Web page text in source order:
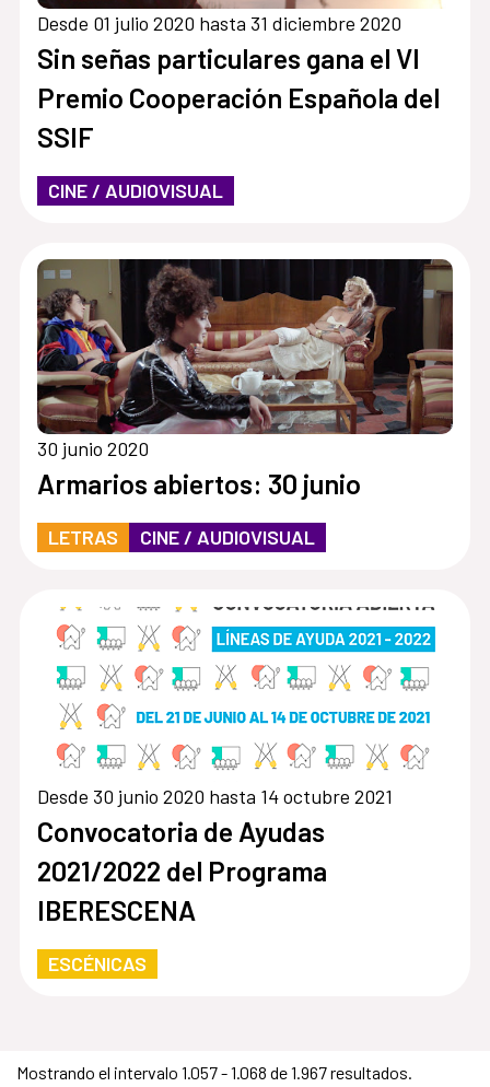
Desde 01 julio 2020 hasta 31 diciembre 2020
Sin señas particulares gana el VI
Premio Cooperación Española del
SSIF
CINE / AUDIOVISUAL
30 junio 2020
Armarios abiertos: 30 junio
LETRAS CINE / AUDIOVISUAL
Desde 30 junio 2020 hasta 14 octubre 2021
Convocatoria de Ayudas
2021/2022 del Programa
IBERESCENA
ESCÉNICAS
Mostrando el intervalo 1.057 - 1.068 de 1.967 resultados.